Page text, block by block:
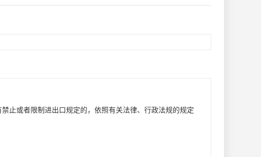
止或者限制进出口规定的，依照有关法律、行政法规的规定